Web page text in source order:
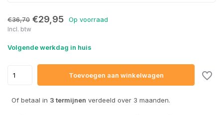
€36,70 €29,95 Op voorraad
Incl. btw
Volgende werkdag in huis
Toevoegen aan winkelwagen
Of betaal in 3 termijnen verdeeld over 3 maanden.